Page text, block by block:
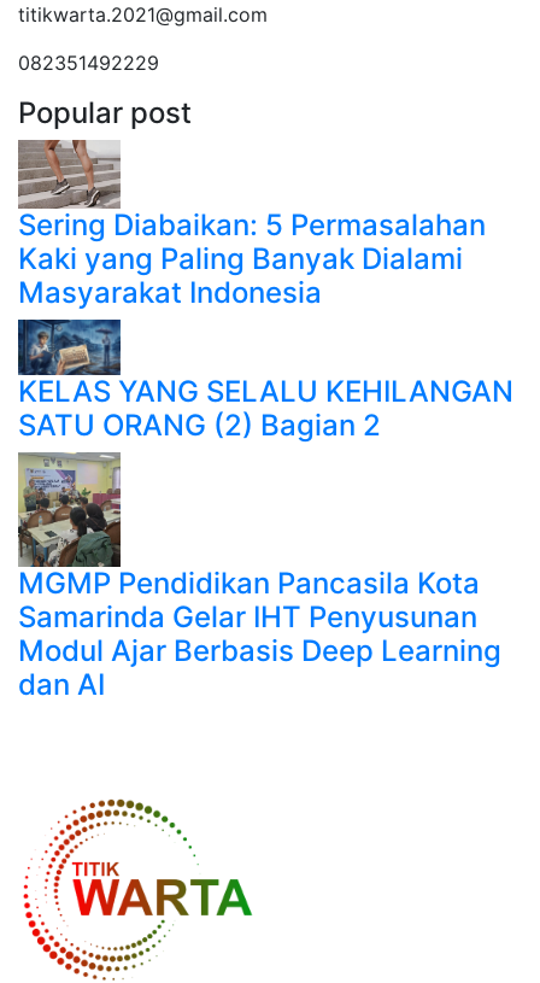
titikwarta.2021@gmail.com
082351492229
Popular post
Sering Diabaikan: 5 Permasalahan
Kaki yang Paling Banyak Dialami
Masyarakat Indonesia
KELAS YANG SELALU KEHILANGAN
SATU ORANG (2) Bagian 2
MGMP Pendidikan Pancasila Kota
Samarinda Gelar IHT Penyusunan
Modul Ajar Berbasis Deep Learning
dan AI